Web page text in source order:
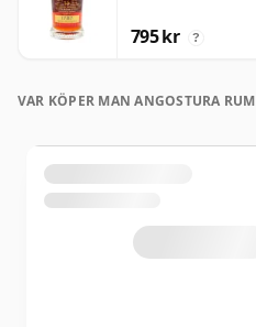
795 kr ?
VAR KÖPER MAN ANGOSTURA RUM